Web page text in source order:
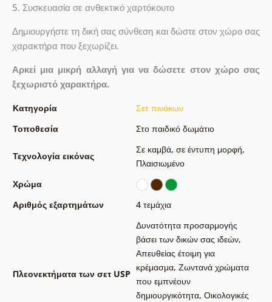
5. Συσκευασία σε ανθεκτικό χαρτόκουτο
Δημιουργήστε τη δική σας σύνθεση και δώστε στον χώρο σας
χαρακτήρα που ξεχωρίζει.
Αρκεί μια μικρή αλλαγή για να δώσετε στον χώρο σας
ξεχωριστό χαρακτήρα.
Κατηγορία
Σετ πινάκων
Τοποθεσία
Στο παιδικό δωμάτιο
Τεχνολογία εικόνας
Σε καμβά, σε έντυπη μορφή,
Πλαισιωμένο
Χρώμα
Αριθμός εξαρτημάτων
4 τεμάχια
Πλεονεκτήματα των σετ USP
Δυνατότητα προσαρμογής
βάσει των δικών σας ιδεών,
Απευθείας έτοιμη για
κρέμασμα, Ζωντανά χρώματα
που εμπνέουν
δημιουργικότητα, Οικολογικές